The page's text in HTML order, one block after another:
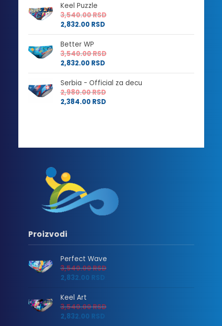
Keel Puzzle
3,540.00RSD
2,832.00 RSD
Better WP
3,540.00RSD
2,832.00 RSD
Serbia - Official za decu
2,980.00RSD
2,384.00 RSD
Proizvodi
Perfect Wave
3,540.00RSD
2,832.00 RSD
Keel Art
3,540.00RSD
2,832.00 RSD